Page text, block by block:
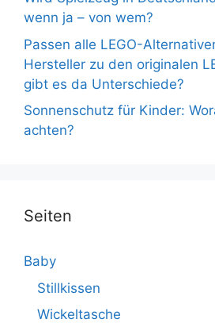
wenn ja – von wem?
Passen alle LEGO-
Hersteller zu den originalen
gibt es da Unterschiede?
Sonnenschutz für Kinder:
achten?
Seiten
Baby
Stillkissen
Wickeltasche